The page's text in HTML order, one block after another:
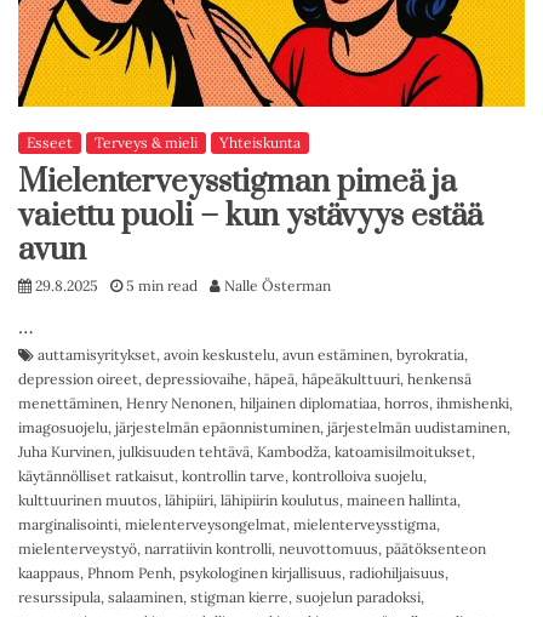
Esseet Terveys & mieli Yhteiskunta
Mielenterveysstigman pimeä ja
vaiettu puoli – kun ystävyys estää
avun
29.8.2025 5 min read Nalle Österman
…
auttamisyritykset, avoin keskustelu, avun estäminen, byrokratia,
depression oireet, depressiovaihe, häpeä, häpeäkulttuuri, henkensä
menettäminen, Henry Nenonen, hiljainen diplomatiaa, horros, ihmishenki,
imagosuojelu, järjestelmän epäonnistuminen, järjestelmän uudistaminen,
Juha Kurvinen, julkisuuden tehtävä, Kambodža, katoamisilmoitukset,
käytännölliset ratkaisut, kontrollin tarve, kontrolloiva suojelu,
kulttuurinen muutos, lähipiiri, lähipiirin koulutus, maineen hallinta,
marginalisointi, mielenterveysongelmat, mielenterveysstigma,
mielenterveystyö, narratiivin kontrolli, neuvottomuus, päätöksenteon
kaappaus, Phnom Penh, psykologinen kirjallisuus, radiohiljaisuus,
resurssipula, salaaminen, stigman kierre, suojelun paradoksi,